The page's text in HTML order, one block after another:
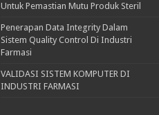
Untuk Pemastian Mutu Produk Steril
Penerapan Data Integrity Dalam
Sistem Quality Control Di Industri
Farmasi
VALIDASI SISTEM KOMPUTER DI
INDUSTRI FARMASI